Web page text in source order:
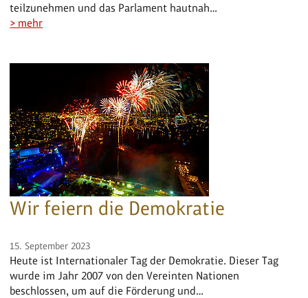
teilzunehmen und das Parlament hautnah…
> mehr
Wir feiern die Demokratie
15. September 2023
Heute ist Internationaler Tag der Demokratie. Dieser Tag
wurde im Jahr 2007 von den Vereinten Nationen
beschlossen, um auf die Förderung und…